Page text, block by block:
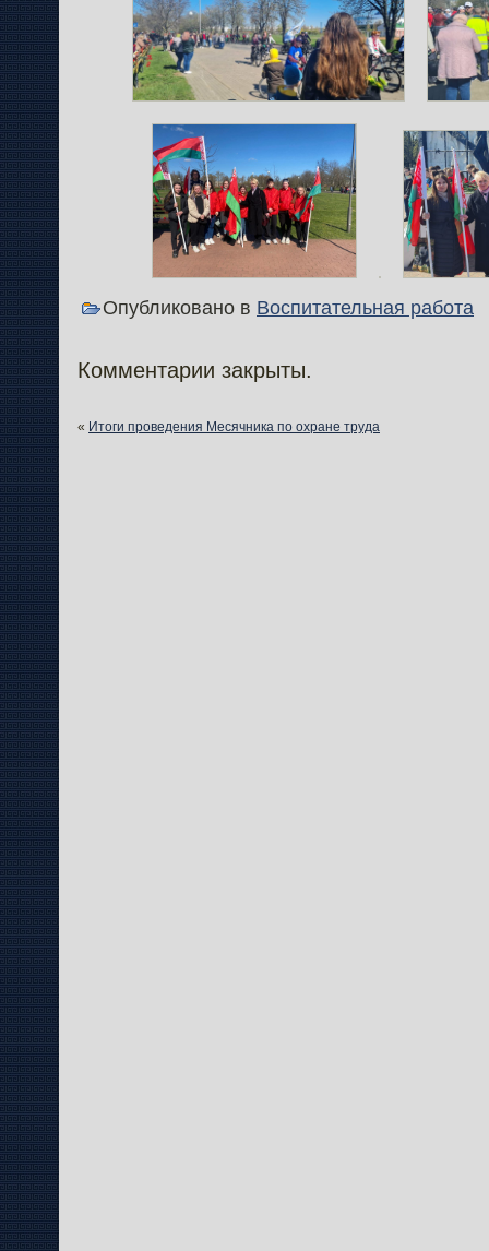
Опубликовано в Воспитательная работа
Комментарии закрыты.
« Итоги проведения Месячника по охране труда